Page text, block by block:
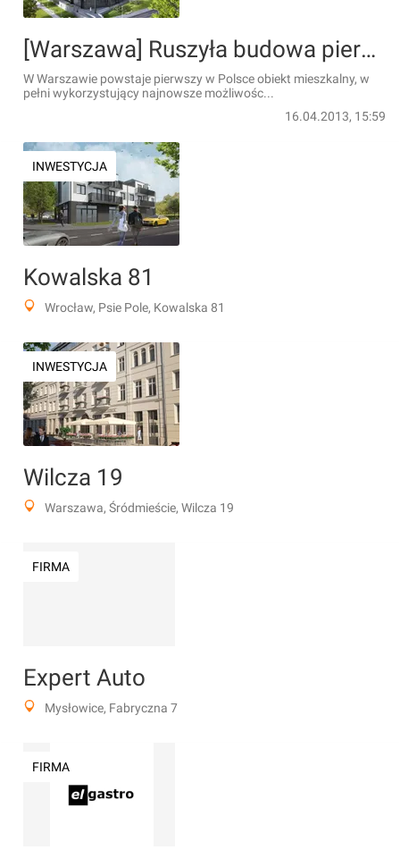
[Warszawa] Ruszyła budowa pierwszego w Polsce Miejskiego Budynku Jutra 2030
W Warszawie powstaje pierwszy w Polsce obiekt mieszkalny, w
pełni wykorzystujący najnowsze możliwośc...
16.04.2013, 15:59
INWESTYCJA
Kowalska 81
Wrocław, Psie Pole, Kowalska 81
INWESTYCJA
Wilcza 19
Warszawa, Śródmieście, Wilcza 19
FIRMA
Expert Auto
Mysłowice, Fabryczna 7
FIRMA